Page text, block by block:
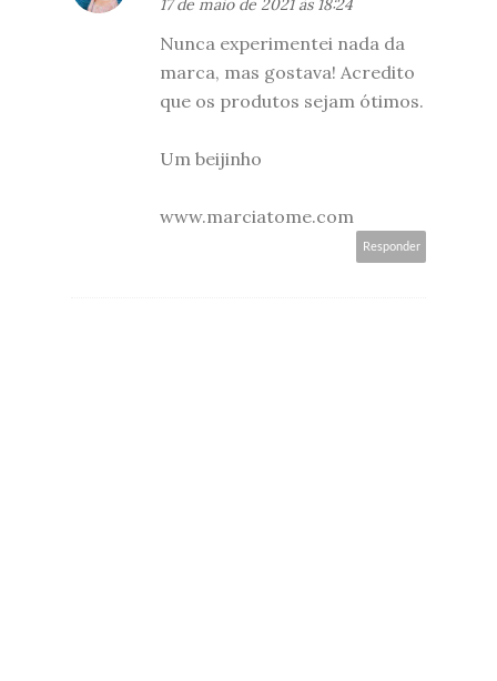
17 de maio de 2021 às 18:24
Nunca experimentei nada da
marca, mas gostava! Acredito
que os produtos sejam ótimos.
Um beijinho
www.marciatome.com
Responder